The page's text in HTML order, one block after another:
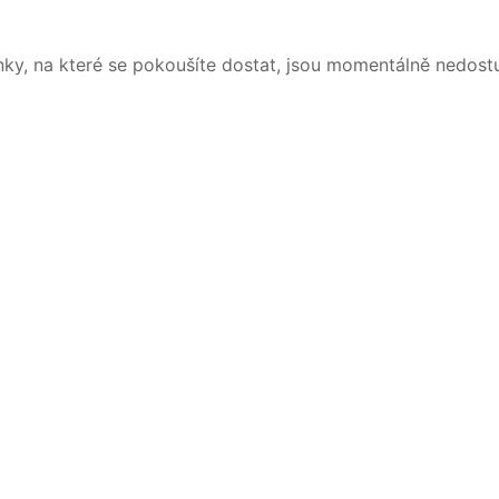
na které se pokoušíte dostat, jsou momentálně